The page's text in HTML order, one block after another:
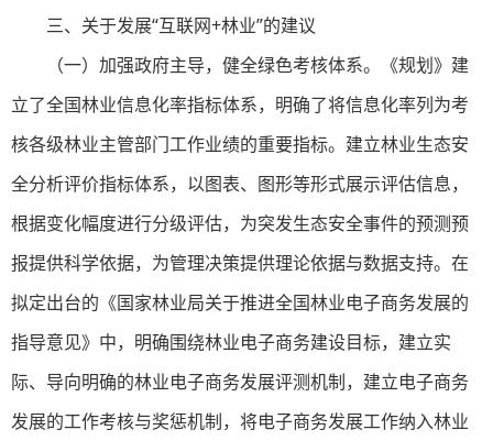
三、关于发展“互联网+林业”的建议
（一）加强政府主导，健全绿色考核体系。《规划》建
立了全国林业信息化率指标体系，明确了将信息化率列为考
核各级林业主管部门工作业绩的重要指标。建立林业生态安
全分析评价指标体系，以图表、图形等形式展示评估信息，
根据变化幅度进行分级评估，为突发生态安全事件的预测预
报提供科学依据，为管理决策提供理论依据与数据支持。在
拟定出台的《国家林业局关于推进全国林业电子商务发展的
指导意见》中，明确围绕林业电子商务建设目标，建立实
际、导向明确的林业电子商务发展评测机制，建立电子商务
发展的工作考核与奖惩机制，将电子商务发展工作纳入林业